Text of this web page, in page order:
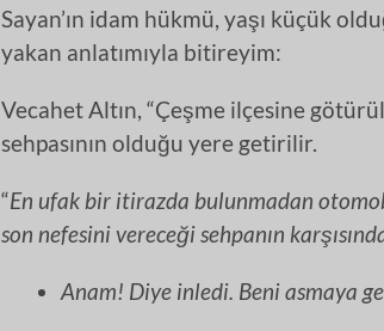
Sayan’ın idam hükmü, yaşı küçük
yakan anlatımıyla bitireyim:
Vecahet Altın, “Çeşme ilçesine
sehpasının olduğu yere getirilir.
“En ufak bir itirazda bulunmadan
son nefesini vereceği sehpanın
Anam! Diye inledi. Beni asmaya